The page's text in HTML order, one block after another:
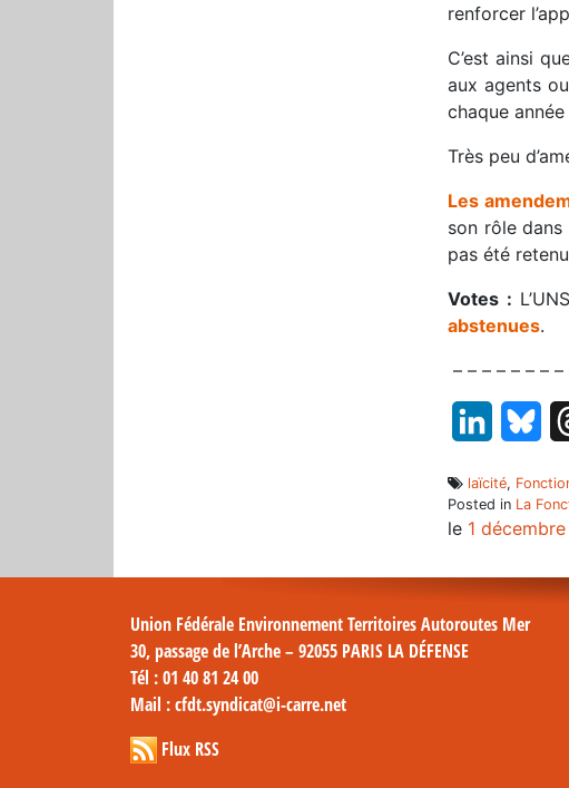
renforcer
C’est ainsi
aux agents
chaque
Très peu
Les
son rôle
pas été
Votes :
abstenues.
– – – – – – – –
LinkedIn
laïcité,
Posted in La
le 1
Union Fédérale Environnement Territoires Autoroutes Mer
30, passage de l’Arche – 92055 PARIS LA DÉFENSE
Tél : 01 40 81 24 00
Mail : cfdt.syndicat@i-carre.net
Flux RSS